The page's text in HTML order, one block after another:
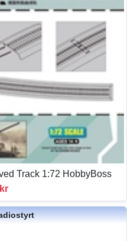
Track 1:72 HobbyBoss